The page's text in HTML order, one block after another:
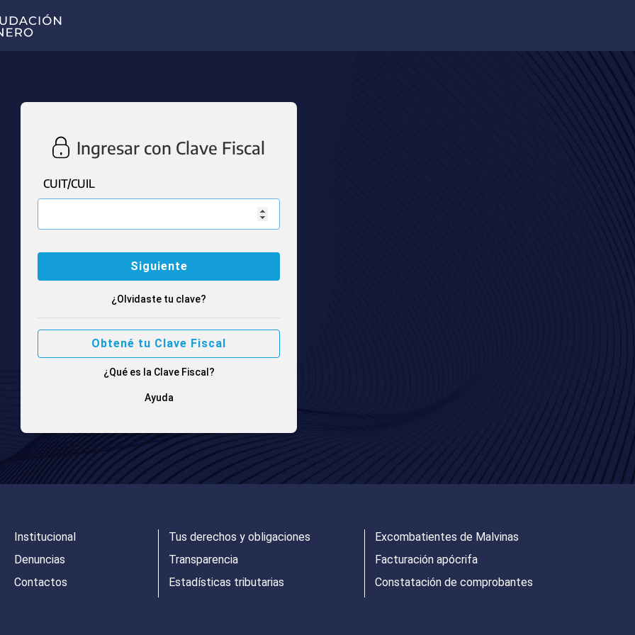
Ingresar con Clave Fiscal
CUIT/CUIL
¿Olvidaste tu clave?
Obtené tu Clave Fiscal
¿Qué es la Clave Fiscal?
Ayuda
Institucional
Denuncias
Contactos
Tus derechos y obligaciones
Transparencia
Estadísticas tributarias
Excombatientes de Malvinas
Facturación apócrifa
Constatación de comprobantes